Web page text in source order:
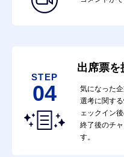
STEP
04
出席票を
気になった
選考に関す
ェックイン
終了後のチ
す。